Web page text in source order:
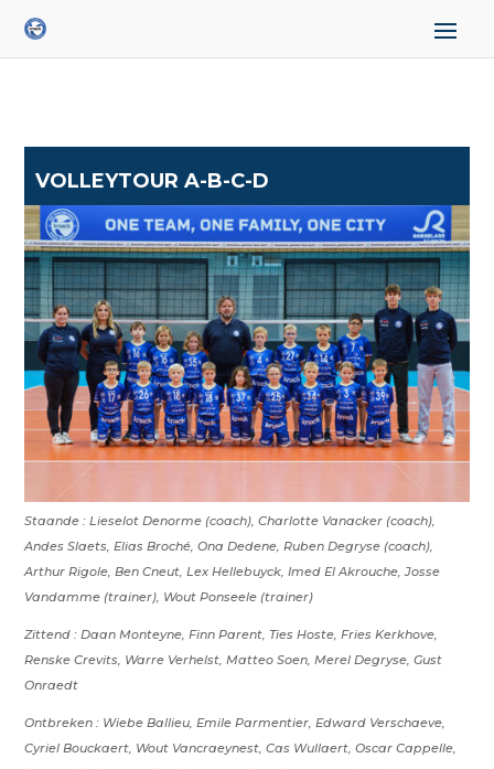
VOLLEYTOUR A-B-C-D
Staande : Lieselot Denorme (coach), Charlotte Vanacker (coach),
Andes Slaets, Elias Broché, Ona Dedene, Ruben Degryse (coach),
Arthur Rigole, Ben Cneut, Lex Hellebuyck, Imed El Akrouche, Josse
Vandamme (trainer), Wout Ponseele (trainer)
Zittend : Daan Monteyne, Finn Parent, Ties Hoste, Fries Kerkhove,
Renske Crevits, Warre Verhelst, Matteo Soen, Merel Degryse, Gust
Onraedt
Ontbreken : Wiebe Ballieu, Emile Parmentier, Edward Verschaeve,
Cyriel Bouckaert, Wout Vancraeynest, Cas Wullaert, Oscar Cappelle,